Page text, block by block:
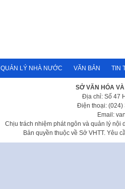
QUẢN LÝ NHÀ NƯỚC VĂN BẢN TIN
SỞ VĂN HÓA
Địa chỉ: Số 47
Điện thoại: (024)
Email:
Chịu trách nhiệm phát ngôn và quản lý nội
Bản quyền thuộc về Sở VHTT. Yêu